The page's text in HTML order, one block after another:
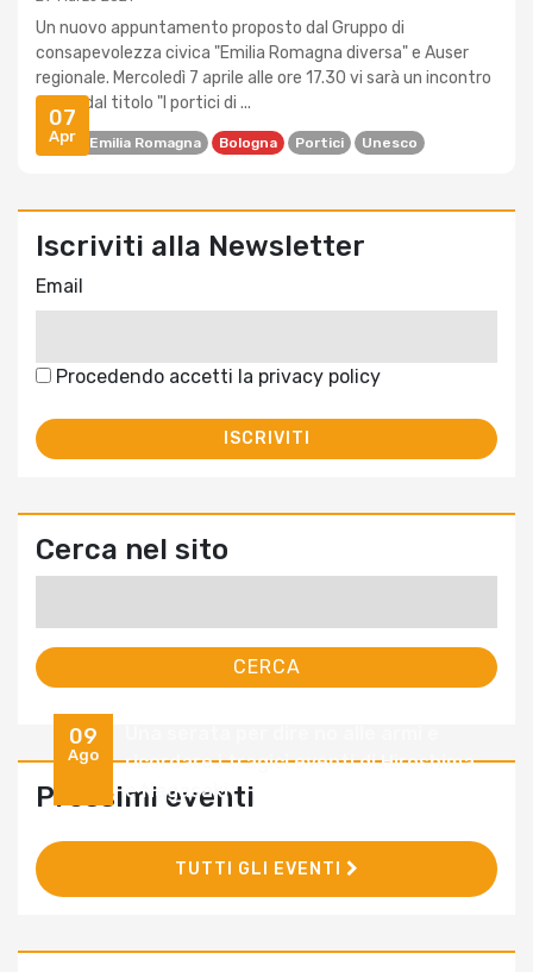
07
Apr
Un nuovo appuntamento proposto dal Gruppo di
consapevolezza civica "Emilia Romagna diversa" e Auser
regionale. Mercoledì 7 aprile alle ore 17.30 vi sarà un incontro
online dal titolo "I portici di ...
Auser Emilia Romagna Bologna Portici Unesco
Iscriviti alla Newsletter
Email
Procedendo accetti la privacy policy
Cerca nel sito
Prossimi eventi
09
Ago
ricordare i tragici eventi di Hiroshima
e Nagasaki
TUTTI GLI EVENTI